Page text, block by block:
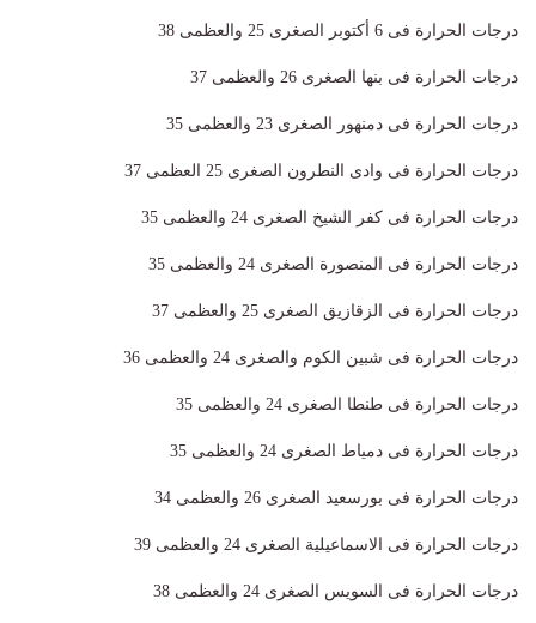
درجات الحرارة فى 6 أكتوبر الصغرى 25 والعظمى 38
درجات الحرارة فى بنها الصغرى 26 والعظمى 37
درجات الحرارة فى دمنهور الصغرى 23 والعظمى 35
درجات الحرارة فى وادى النطرون الصغرى 25 العظمى 37
درجات الحرارة فى كفر الشيخ الصغرى 24 والعظمى 35
درجات الحرارة فى المنصورة الصغرى 24 والعظمى 35
درجات الحرارة فى الزقازيق الصغرى 25 والعظمى 37
درجات الحرارة فى شبين الكوم والصغرى 24 والعظمى 36
درجات الحرارة فى طنطا الصغرى 24 والعظمى 35
درجات الحرارة فى دمياط الصغرى 24 والعظمى 35
درجات الحرارة فى بورسعيد الصغرى 26 والعظمى 34
درجات الحرارة فى الاسماعيلية الصغرى 24 والعظمى 39
درجات الحرارة فى السويس الصغرى 24 والعظمى 38